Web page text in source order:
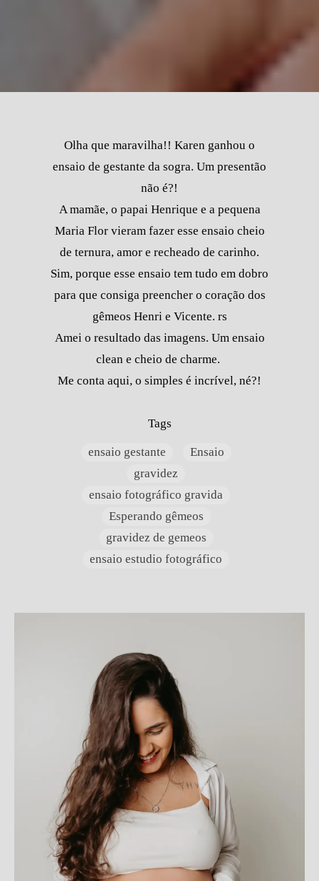
Olha que maravilha!! Karen ganhou o
ensaio de gestante da sogra. Um presentão
não é?!
A mamãe, o papai Henrique e a pequena
Maria Flor vieram fazer esse ensaio cheio
de ternura, amor e recheado de carinho.
Sim, porque esse ensaio tem tudo em dobro
para que consiga preencher o coração dos
gêmeos Henri e Vicente. rs
Amei o resultado das imagens. Um ensaio
clean e cheio de charme.
Me conta aqui, o simples é incrível, né?!
Tags
ensaio gestante
Ensaio
gravidez
ensaio fotográfico gravida
Esperando gêmeos
gravidez de gemeos
ensaio estudio fotográfico